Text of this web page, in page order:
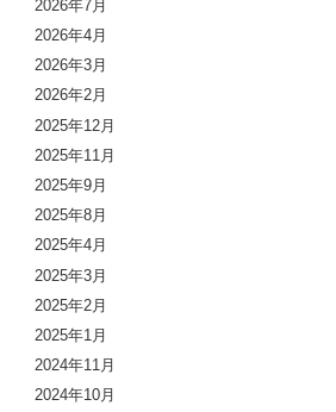
2026年7月
2026年4月
2026年3月
2026年2月
2025年12月
2025年11月
2025年9月
2025年8月
2025年4月
2025年3月
2025年2月
2025年1月
2024年11月
2024年10月